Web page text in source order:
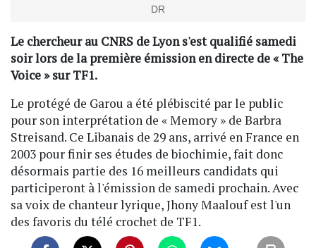
DR
Le chercheur au CNRS de Lyon s'est qualifié samedi
soir lors de la première émission en directe de « The
Voice » sur TF1.
Le protégé de Garou a été plébiscité par le public
pour son interprétation de « Memory » de Barbra
Streisand. Ce Libanais de 29 ans, arrivé en France en
2003 pour finir ses études de biochimie, fait donc
désormais partie des 16 meilleurs candidats qui
participeront à l'émission de samedi prochain. Avec
sa voix de chanteur lyrique, Jhony Maalouf est l'un
des favoris du télé crochet de TF1.